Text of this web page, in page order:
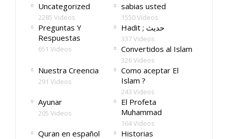
Uncategorized
2285 Videos
sabias usted
1550 Videos
Preguntas Y
Respuestas
651 Videos
Hadit ; حديث
337 Videos
Convertidos al Islam
326 Videos
Nuestra Creencia
291 Videos
Como aceptar El
Islam ?
243 Videos
Ayunar
205 Videos
El Profeta
Muhammad
164 Videos
Quran en español Historias